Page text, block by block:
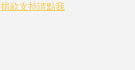
捐款支持請點我